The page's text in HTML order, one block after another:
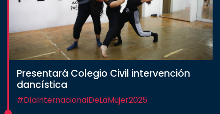
Presentará Colegio Civil intervención
dancística
#DíaInternacionalDeLaMujer2025